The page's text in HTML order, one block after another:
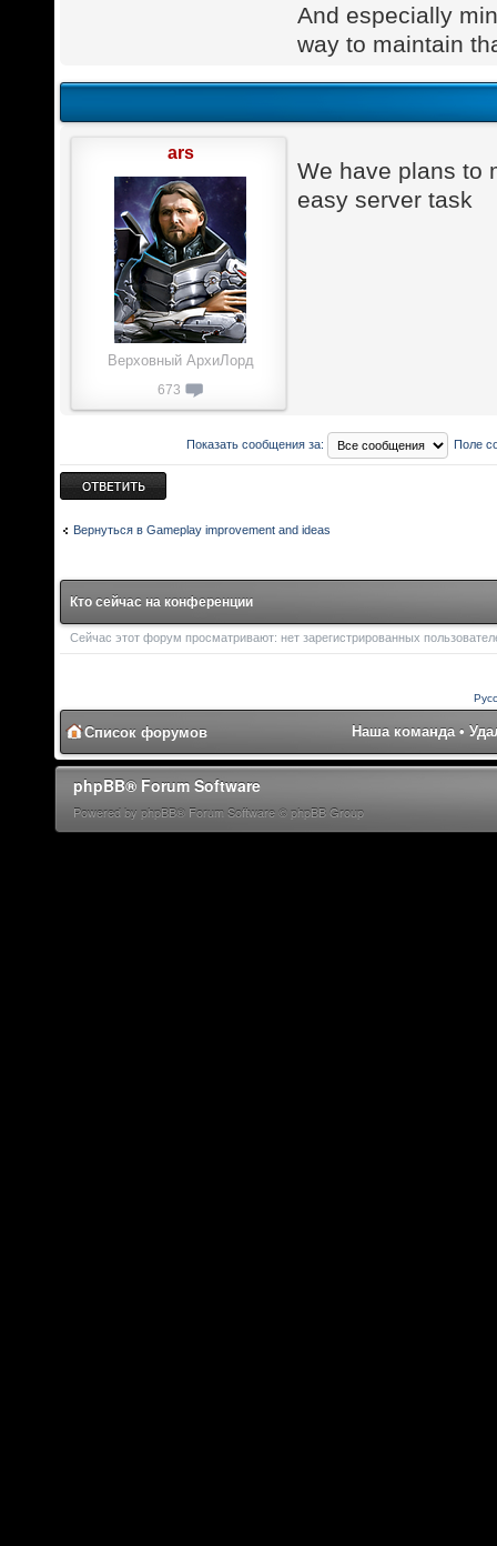
And especially
way to maintain
We have plans to
easy server task
ars
Верховный АрхиЛорд
673
Показать сообщения за: Поле
Ответить
Вернуться в Gameplay improvement and ideas
Кто сейчас на конференции
Сейчас этот форум просматривают: нет зарегистрированных
Список форумов Наша команда•
phpBB® Forum Software
Powered by phpBB® Forum Software © phpBB Group